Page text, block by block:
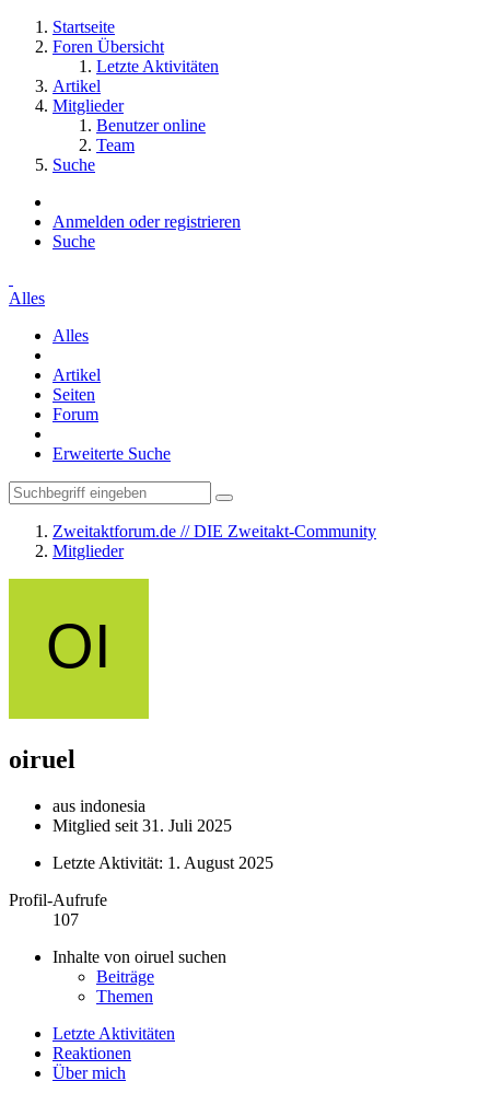
Startseite
Foren Übersicht
Letzte Aktivitäten
Artikel
Mitglieder
Benutzer online
Team
Suche
Anmelden oder registrieren
Suche
Alles
Alles
Artikel
Seiten
Forum
Erweiterte Suche
Zweitaktforum.de // DIE Zweitakt-Community
Mitglieder
oiruel
aus indonesia
Mitglied seit 31. Juli 2025
Letzte Aktivität: 1. August 2025
Profil-Aufrufe
107
Inhalte von oiruel suchen
Beiträge
Themen
Letzte Aktivitäten
Reaktionen
Über mich